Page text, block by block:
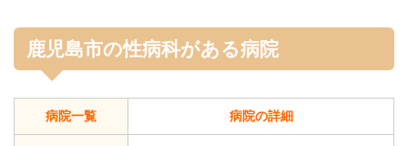
鹿児島市の性病科がある病院
病院一覧 病院の詳細